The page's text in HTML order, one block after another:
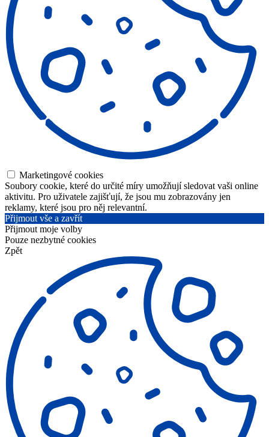
Marketingové cookies
Soubory cookie, které do určité míry umožňují sledovat vaši online
aktivitu. Pro uživatele zajišťují, že jsou mu zobrazovány jen
reklamy, které jsou pro něj relevantní.
Přijmout vše a zavřít
Přijmout moje volby
Pouze nezbytné cookies
Zpět